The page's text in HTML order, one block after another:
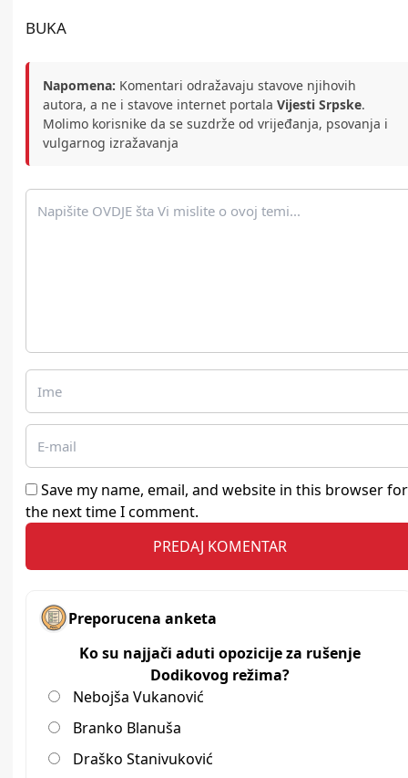
BUKA
Napomena: Komentari odražavaju stavove njihovih
autora, a ne i stavove internet portala Vijesti Srpske.
Molimo korisnike da se suzdrže od vrijeđanja, psovanja i
vulgarnog izražavanja
Save my name, email, and website in this browser for
the next time I comment.
Preporucena anketa
Ko su najjači aduti opozicije za rušenje
Dodikovog režima?
Nebojša Vukanović
Branko Blanuša
Draško Stanivuković